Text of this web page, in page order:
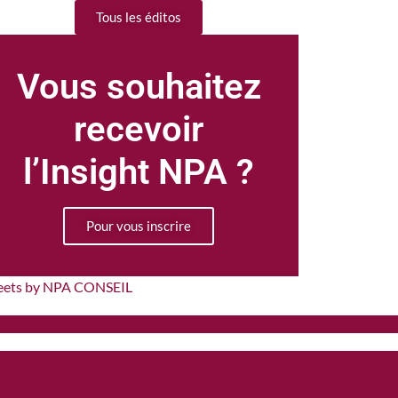
Tous les éditos
Vous souhaitez
recevoir
l’Insight NPA ?
Pour vous inscrire
by NPA CONSEIL